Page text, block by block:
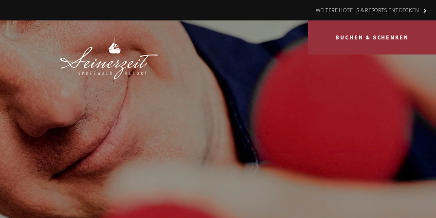
WEITERE HOTELS & RESORTS ENTDECKEN
BUCHEN & SCHENKEN